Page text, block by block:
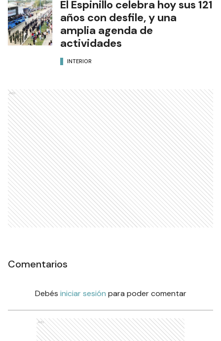
El Espinillo celebra hoy sus 121
años con desfile, y una
amplia agenda de
actividades
INTERIOR
Ads
Comentarios
Debés iniciar sesión para poder comentar
Ads